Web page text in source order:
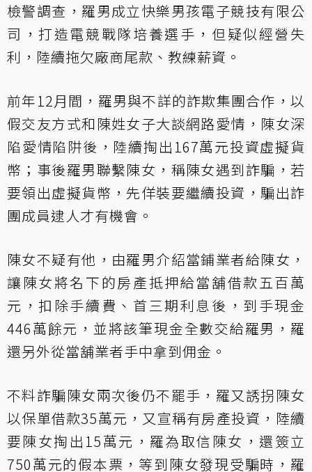
檢警調查，羅男成立快樂男孩電子競技有限公
司，打造電競戰隊培養選手，但疑似經營失
利，陸續拖欠廠商尾款、教練薪資。
前年12月間，羅男與不詳的詐欺集團合作，以
假交友方式和陳姓女子大談網路愛情，陳女深
陷愛情陷阱後，陸續掏出167萬元投資虛擬貨
幣；事後羅男聯繫陳女，稱陳女遇到詐騙，若
要領出虛擬貨幣，先佯裝要繼續投資，騙出詐
團成員逮人才有機會。
陳女不疑有他，由羅男介紹當鋪業者給陳女，
讓陳女將名下的房產抵押給當舖借款五百萬
元，扣除手續費、首三期利息後，到手現金
446萬餘元，並將該筆現金全數交給羅男，羅
還另外從當舖業者手中拿到佣金。
不料詐騙陳女兩次後仍不罷手，羅又誘拐陳女
以保單借款35萬元，又宣稱有房產投資，陸續
要陳女掏出15萬元，羅為取信陳女，還簽立
750萬元的假本票，等到陳女發現受騙時，羅